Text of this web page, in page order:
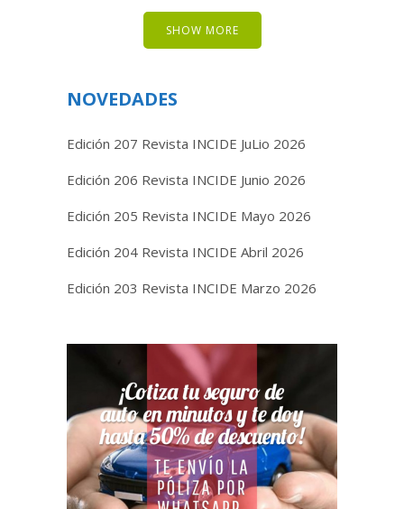
SHOW MORE
NOVEDADES
Edición 207 Revista INCIDE JuLio 2026
Edición 206 Revista INCIDE Junio 2026
Edición 205 Revista INCIDE Mayo 2026
Edición 204 Revista INCIDE Abril 2026
Edición 203 Revista INCIDE Marzo 2026